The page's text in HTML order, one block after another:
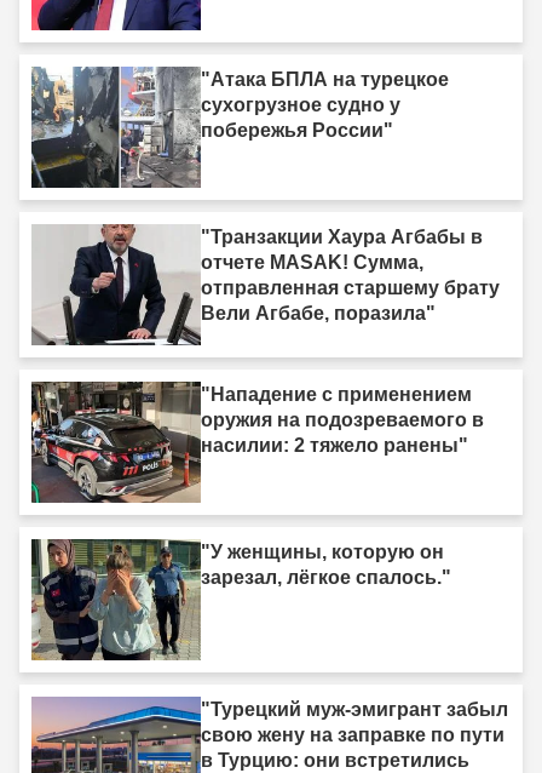
"Атака БПЛА на турецкое
сухогрузное судно у
побережья России"
"Транзакции Хаура Агбабы в
отчете MASAK! Сумма,
отправленная старшему брату
Вели Агбабе, поразила"
"Нападение с применением
оружия на подозреваемого в
насилии: 2 тяжело ранены"
"У женщины, которую он
зарезал, лёгкое спалось."
"Турецкий муж-эмигрант забыл
свою жену на заправке по пути
в Турцию: они встретились